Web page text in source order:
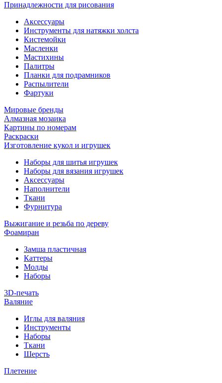
Принадлежности для рисования
Аксессуары
Инструменты для натяжки холста
Кистемойки
Масленки
Мастихины
Палитры
Планки для подрамников
Распылители
Фартуки
Мировые бренды
Алмазная мозаика
Картины по номерам
Раскраски
Изготовление кукол и игрушек
Наборы для шитья игрушек
Наборы для вязания игрушек
Аксессуары
Наполнители
Ткани
Фурнитура
Выжигание и резьба по дереву
Фоамиран
Замша пластичная
Каттеры
Молды
Наборы
3D-печать
Валяние
Иглы для валяния
Инструменты
Наборы
Ткани
Шерсть
Плетение